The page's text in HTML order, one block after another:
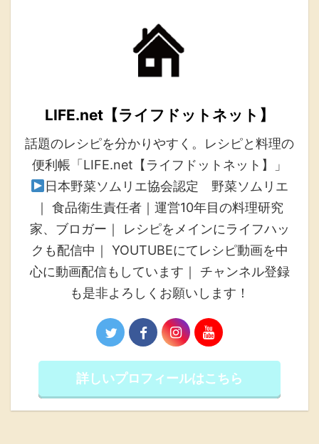
LIFE.net【ライフドットネット】
話題のレシピを分かりやすく。レシピと料理の
便利帳「LIFE.net【ライフドットネット】」
日本野菜ソムリエ協会認定 野菜ソムリエ
｜ 食品衛生責任者｜運営10年目の料理研究
家、ブロガー｜ レシピをメインにライフハッ
クも配信中｜ YOUTUBEにてレシピ動画を中
心に動画配信もしています｜ チャンネル登録
も是非よろしくお願いします！
詳しいプロフィールはこちら